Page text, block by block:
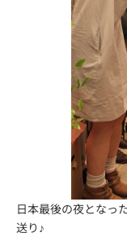
日本最後の夜となっ
送り♪